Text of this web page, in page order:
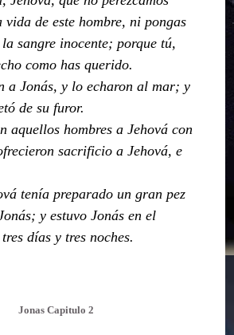
vida de este hombre, ni pongas
sangre inocente; porque tú,
como has querido.
a Jonás, y lo echaron al mar; y
de su furor.
aquellos hombres a Jehová con
sacrificio a Jehová, e
tenía preparado un gran pez
y estuvo Jonás en el
días y tres noches.
Jonas Capitulo 2